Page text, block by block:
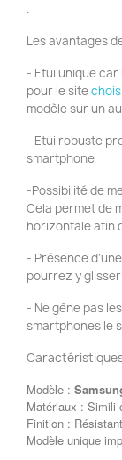
.
Les avantages
- Etui unique
pour le site
modèle sur un
- Etui robuste
smartphone
-Possibilité de
Cela permet de
horizontale afin
- Présence
pourrez y
- Ne gène pas
smartphones le
Modèle :
Matériaux : Simili
Finition :
Modèle unique